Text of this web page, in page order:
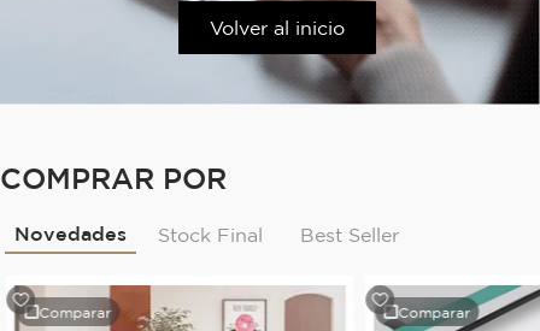
Volver al inicio
COMPRAR POR
Novedades Stock Final Best Seller
Comparar Comparar